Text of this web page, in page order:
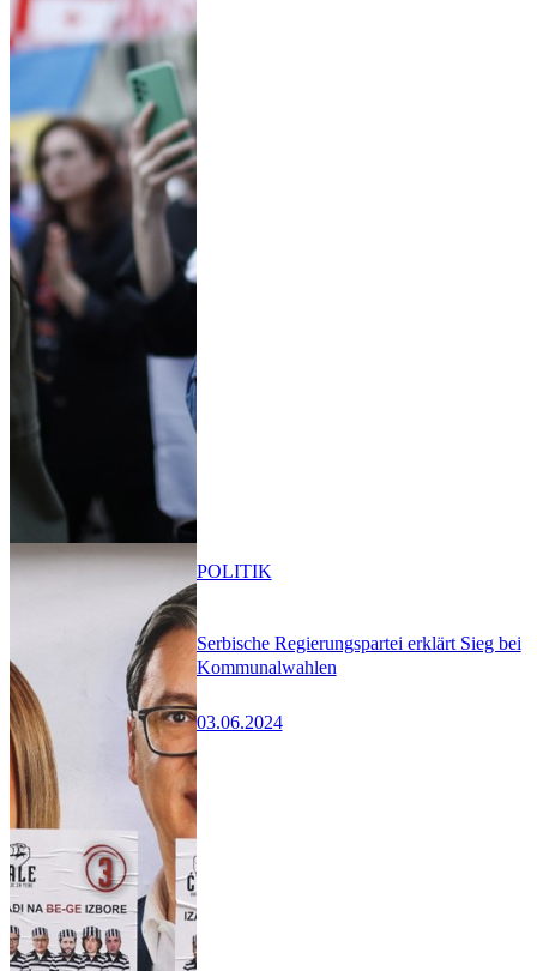
Serbische Regierungspartei erklärt Sieg bei
Kommunalwahlen
03.06.2024
POLITIK